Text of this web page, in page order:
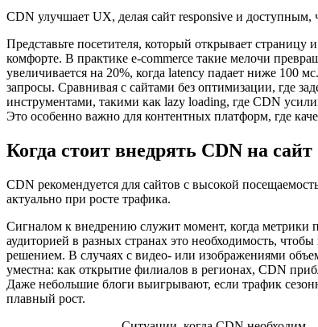
CDN улучшает UX, делая сайт responsive и
Представьте посетителя, который открывает
комфорте. В практике e-commerce такие мелочи
увеличивается на 20%, когда latency падает ниже 100
запросы. Сравнивая с сайтами без оптимизации, где
инструментами, такими как lazy loading, где CDN
Это особенно важно для контентных платформ, где
Когда стоит внедрять CDN на сайт
CDN рекомендуется для сайтов с высокой
актуально при росте трафика.
Сигналом к внедрению служит момент, когда метрики
аудиторией в разных странах это необходимость,
решением. В случаях с видео- или изображениями
уместна: как открытие филиалов в регионах, CDN
Даже небольшие блоги выигрывают, если трафик
плавный рост.